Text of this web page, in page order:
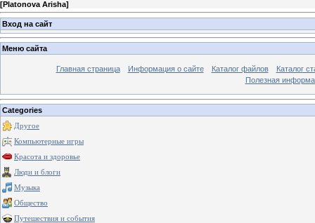
[Platonova Arisha]
Вход на сайт
Меню сайта
Главная страница Информация о сайте Каталог файлов
Каталог
Полезная
Categories
Другое
Компьютерные игры
Красота и здоровье
Люди и блоги
Музыка
Общество
Путешествия и события